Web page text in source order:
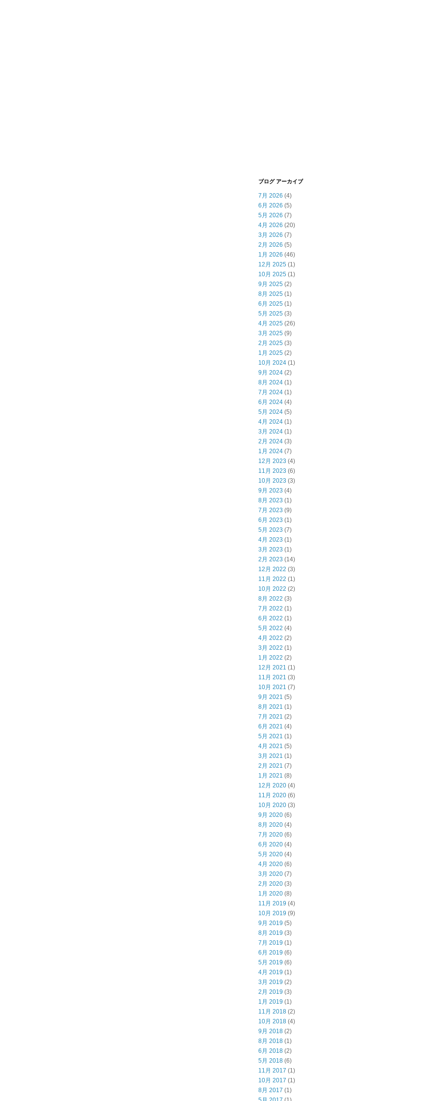
ブログ アーカイブ
7月 2026 (4)
6月 2026 (5)
5月 2026 (7)
4月 2026 (20)
3月 2026 (7)
2月 2026 (5)
1月 2026 (46)
12月 2025 (1)
10月 2025 (1)
9月 2025 (2)
8月 2025 (1)
6月 2025 (1)
5月 2025 (3)
4月 2025 (26)
3月 2025 (9)
2月 2025 (3)
1月 2025 (2)
10月 2024 (1)
9月 2024 (2)
8月 2024 (1)
7月 2024 (1)
6月 2024 (4)
5月 2024 (5)
4月 2024 (1)
3月 2024 (1)
2月 2024 (3)
1月 2024 (7)
12月 2023 (4)
11月 2023 (6)
10月 2023 (3)
9月 2023 (4)
8月 2023 (1)
7月 2023 (9)
6月 2023 (1)
5月 2023 (7)
4月 2023 (1)
3月 2023 (1)
2月 2023 (14)
12月 2022 (3)
11月 2022 (1)
10月 2022 (2)
8月 2022 (3)
7月 2022 (1)
6月 2022 (1)
5月 2022 (4)
4月 2022 (2)
3月 2022 (1)
1月 2022 (2)
12月 2021 (1)
11月 2021 (3)
10月 2021 (7)
9月 2021 (5)
8月 2021 (1)
7月 2021 (2)
6月 2021 (4)
5月 2021 (1)
4月 2021 (5)
3月 2021 (1)
2月 2021 (7)
1月 2021 (8)
12月 2020 (4)
11月 2020 (6)
10月 2020 (3)
9月 2020 (6)
8月 2020 (4)
7月 2020 (6)
6月 2020 (4)
5月 2020 (4)
4月 2020 (6)
3月 2020 (7)
2月 2020 (3)
1月 2020 (8)
11月 2019 (4)
10月 2019 (9)
9月 2019 (5)
8月 2019 (3)
7月 2019 (1)
6月 2019 (6)
5月 2019 (6)
4月 2019 (1)
3月 2019 (2)
2月 2019 (3)
1月 2019 (1)
11月 2018 (2)
10月 2018 (4)
9月 2018 (2)
8月 2018 (1)
6月 2018 (2)
5月 2018 (6)
11月 2017 (1)
10月 2017 (1)
8月 2017 (1)